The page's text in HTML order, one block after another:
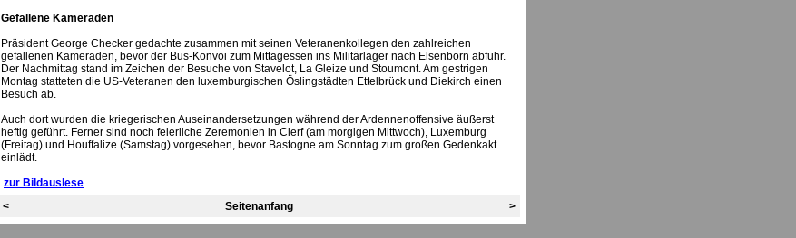
Gefallene Kameraden
Präsident George Checker gedachte zusammen mit seinen Veteranenkollegen den zahlreichen
gefallenen Kameraden, bevor der Bus-Konvoi zum Mittagessen ins Militärlager nach Elsenborn abfuhr.
Der Nachmittag stand im Zeichen der Besuche von Stavelot, La Gleize und Stoumont. Am gestrigen
Montag statteten die US-Veteranen den luxemburgischen Öslingstädten Ettelbrück und Diekirch einen
Besuch ab.
Auch dort wurden die kriegerischen Auseinandersetzungen während der Ardennenoffensive äußerst
heftig geführt. Ferner sind noch feierliche Zeremonien in Clerf (am morgigen Mittwoch), Luxemburg
(Freitag) und Houffalize (Samstag) vorgesehen, bevor Bastogne am Sonntag zum großen Gedenkakt
einlädt.
zur Bildauslese
<
Seitenanfang >